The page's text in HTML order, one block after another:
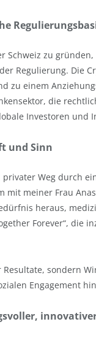
Schweiz zu
Regulierung. Die
zu einem
die
Investoren und
und Sinn
Weg durch
mit meiner Frau
heraus,
Forever“, die
sondern
Engagement